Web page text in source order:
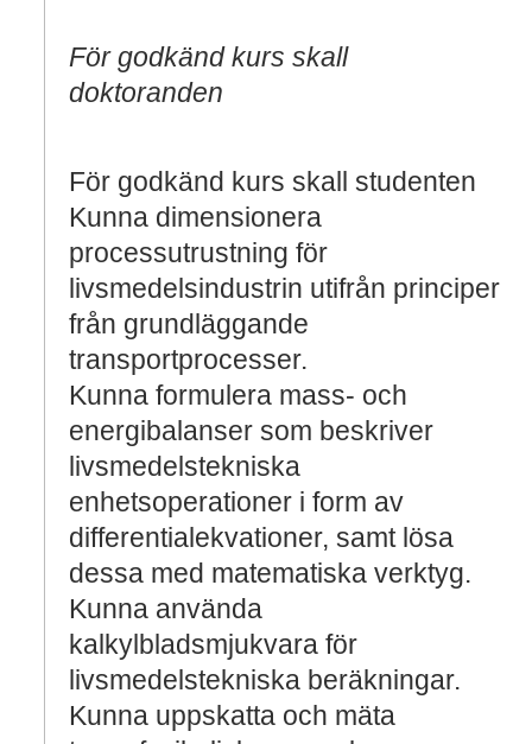
För godkänd kurs skall
doktoranden
För godkänd kurs skall studenten
Kunna dimensionera
processutrustning för
livsmedelsindustrin utifrån principer
från grundläggande
transportprocesser.
Kunna formulera mass- och
energibalanser som beskriver
livsmedelstekniska
enhetsoperationer i form av
differentialekvationer, samt lösa
dessa med matematiska verktyg.
Kunna använda
kalkylbladsmjukvara för
livsmedelstekniska beräkningar.
Kunna uppskatta och mäta